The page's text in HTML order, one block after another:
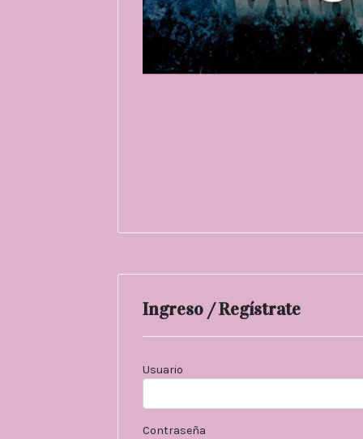
Ingreso / Regístrate
Usuario
Contraseña